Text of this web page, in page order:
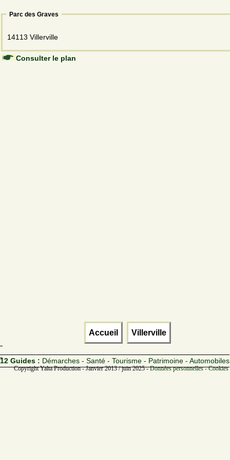
Parc des Graves
14113 Villerville
Consulter le plan
Accueil Villerville
12 Guides : Démarches - Santé - Tourisme - Patrimoine - Automobiles
Copyright Yalta Production - Janvier 2013 / juin 2025 -Données personnelles -